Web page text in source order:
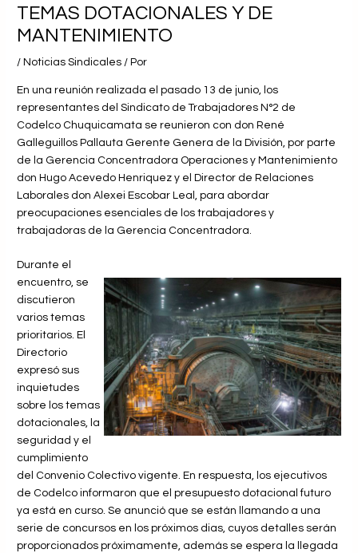
TEMAS DOTACIONALES Y DE
MANTENIMIENTO
/ Noticias Sindicales / Por
En una reunión realizada el pasado 13 de junio, los
representantes del Sindicato de Trabajadores N°2 de
Codelco Chuquicamata se reunieron con don René
Galleguillos Pallauta Gerente Genera de la División, por parte
de la Gerencia Concentradora Operaciones y Mantenimiento
don Hugo Acevedo Henriquez y el Director de Relaciones
Laborales don Alexei Escobar Leal, para abordar
preocupaciones esenciales de los trabajadores y
trabajadoras de la Gerencia Concentradora.
Durante el
encuentro, se
discutieron
varios temas
prioritarios. El
Directorio
expresó sus
inquietudes
sobre los temas
dotacionales, la
seguridad y el
cumplimiento
del Convenio Colectivo vigente. En respuesta, los ejecutivos
de Codelco informaron que el presupuesto dotacional futuro
ya está en curso. Se anunció que se están llamando a una
serie de concursos en los próximos dias, cuyos detalles serán
proporcionados próximamente, además se espera la llegada